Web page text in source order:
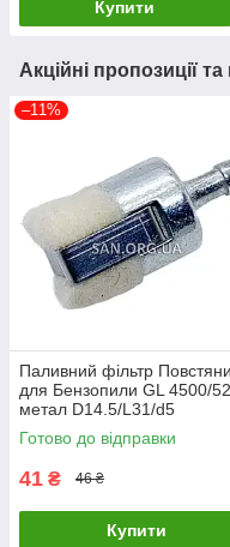
Купити
Акційні пропозиції
–11%
Паливний фільтр
для Бензопили GL 4500/
метал D14.5/L31/d5
Готово до відправки
41 ₴ 46 ₴
Купити